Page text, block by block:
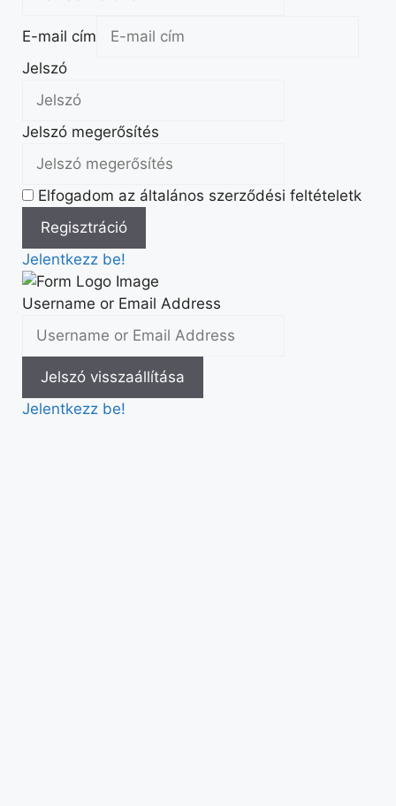
E-mail cím
Jelszó
Jelszó megerősítés
Elfogadom az általános szerződési feltételetk
Jelentkezz be!
Username or Email Address
Jelentkezz be!